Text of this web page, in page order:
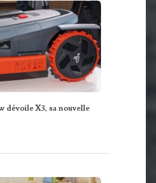
dévoile X3, sa nouvelle